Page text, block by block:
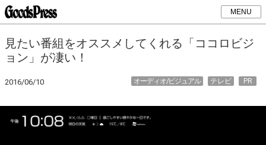
MENU
見たい番組をオススメしてくれる「ココロビジ
ョン」が凄い！
2016/06/10 PR
テレビ
オーディオ/ビジュアル